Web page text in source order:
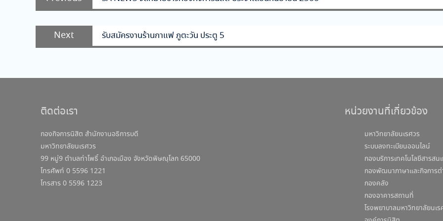
เรื่อง
post:
Next
Next
post:
รับสมัครงานร้านกาแฟ ภูตะวัน ประตู 5
ติดต่อเรา
กองกิจการนิสิต สำนักงานอธิการบดี
มหาวิทยาลัยนเรศวร
99 หมู่9 ตำบลท่าโพธิ์ อำเภอเมือง จังหวัดพิษณุโลก 65000
โทรศัพท์ 0 5596 1221
โทรสาร 0 5596 1223
หน่วยงานที่เกี่ยวข้อง
มหาวิทยาลัยนเรศวร
ระบบลงทะเบียนออนไลน์
กองบริการเทคโนโลยีสารสน
กองพัฒนาภาษาและกิจการต่
กองคลัง
กองอาคารสถานที่
โรงพยาบาลมหาวิทยาลัยนเร